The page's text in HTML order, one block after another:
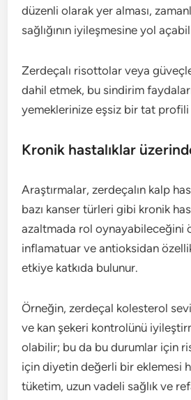
düzenli olarak yer alması,
sağlığının iyileşmesine yol
Zerdeçalı risottolar veya
dahil etmek, bu sindirim
yemeklerinize eşsiz bir tat
Kronik hastalıklar
Araştırmalar, zerdeçalın kalp
bazı kanser türleri gibi kronik
azaltmada rol oynayabileceğini
inflamatuar ve antioksidan
etkiye katkıda bulunur.
Örneğin, zerdeçal kolesterol
ve kan şekeri kontrolünü
olabilir; bu da bu durumlar için
için diyetin değerli bir eklemesi
tüketim, uzun vadeli sağlık ve